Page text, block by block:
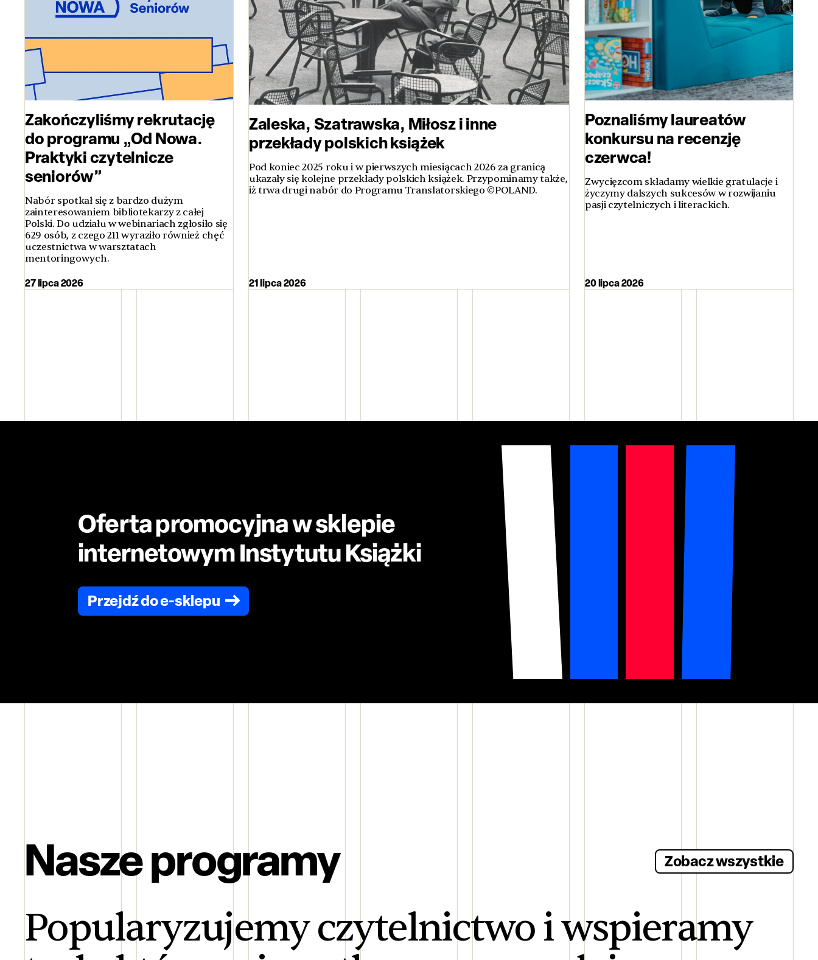
Zakończyliśmy rekrutację
do programu „Od Nowa.
Praktyki czytelnicze
seniorów”
Nabór spotkał się z bardzo dużym
zainteresowaniem bibliotekarzy z całej
Polski. Do udziału w webinariach zgłosiło się
629 osób, z czego 211 wyraziło również chęć
uczestnictwa w warsztatach
mentoringowych.
27 lipca 2026
Zaleska, Szatrawska, Miłosz i inne
przekłady polskich książek
Pod koniec 2025 roku i w pierwszych miesiącach 2026 za granicą
ukazały się kolejne przekłady polskich książek. Przypominamy także,
iż trwa drugi nabór do Programu Translatorskiego ©POLAND.
21 lipca 2026
Poznaliśmy laureatów
konkursu na recenzję
czerwca!
Zwycięzcom składamy wielkie gratulacje i
życzymy dalszych sukcesów w rozwijaniu
pasji czytelniczych i literackich.
20 lipca 2026
Oferta promocyjna w sklepie
internetowym Instytutu Książki
Przejdź do e-sklepu
Nasze programy
Popularyzujemy czytelnictwo i wspieramy
Zobacz wszystkie